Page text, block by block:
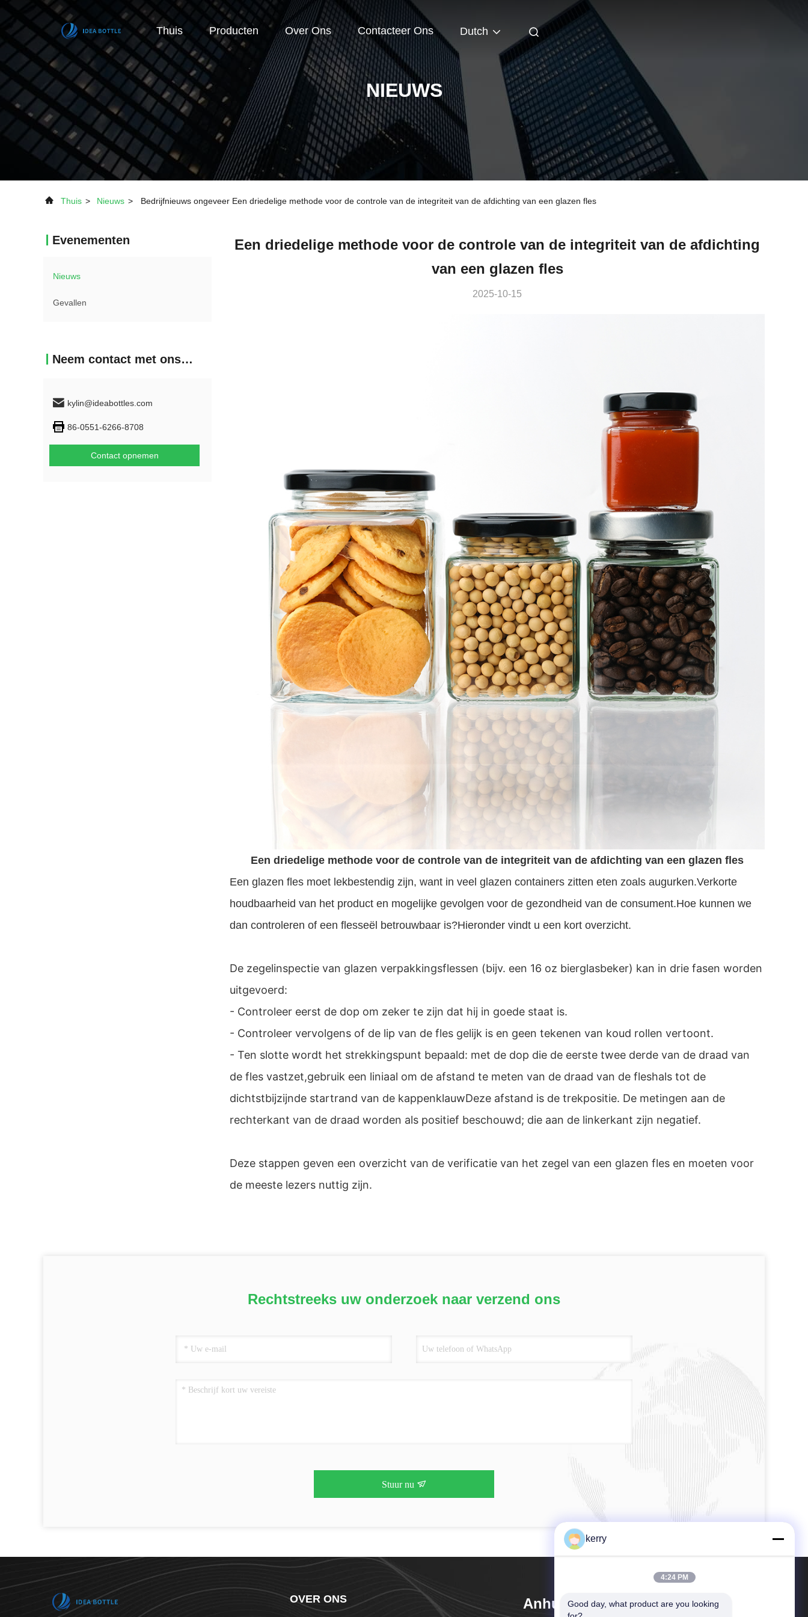
Thuis Producten Over Ons Contacteer Ons Dutch
NIEUWS
Thuis > Nieuws > Bedrijfnieuws ongeveer Een driedelige methode voor de controle van de integriteit van de afdichting van een glazen fles
Evenementen
Nieuws
Gevallen
Neem contact met ons op
kylin@ideabottles.com
86-0551-6266-8708
Contact opnemen
Een driedelige methode voor de controle van de integriteit van de afdichting
van een glazen fles
2025-10-15
Een driedelige methode voor de controle van de integriteit van de afdichting van een glazen fles
Een glazen fles moet lekbestendig zijn, want in veel glazen containers zitten eten zoals augurken.Verkorte
houdbaarheid van het product en mogelijke gevolgen voor de gezondheid van de consument.Hoe kunnen we
dan controleren of een flesseël betrouwbaar is?Hieronder vindt u een kort overzicht.
De zegelinspectie van glazen verpakkingsflessen (bijv. een 16 oz bierglasbeker) kan in drie fasen worden
uitgevoerd:
- Controleer eerst de dop om zeker te zijn dat hij in goede staat is.
- Controleer vervolgens of de lip van de fles gelijk is en geen tekenen van koud rollen vertoont.
- Ten slotte wordt het strekkingspunt bepaald: met de dop die de eerste twee derde van de draad van
de fles vastzet,gebruik een liniaal om de afstand te meten van de draad van de fleshals tot de
dichtstbijzijnde startrand van de kappenklauwDeze afstand is de trekpositie. De metingen aan de
rechterkant van de draad worden als positief beschouwd; die aan de linkerkant zijn negatief.
Deze stappen geven een overzicht van de verificatie van het zegel van een glazen fles en moeten voor
de meeste lezers nuttig zijn.
Rechtstreeks uw onderzoek naar verzend ons
Stuur nu
OVER ONS Anhui Idea Technology Imp & Exp
kerry
4:24 PM
Good day, what product are you looking